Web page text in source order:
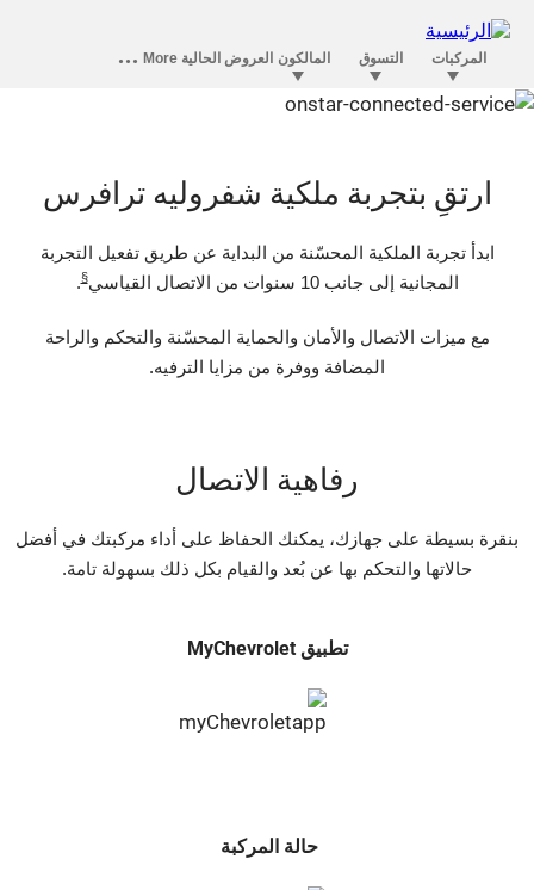
ارتقِ بتجربة ملكية شفروليه ترافرس
ابدأ تجربة الملكية المحسّنة من البداية عن طريق تفعيل التجربة
المجانية إلى جانب 10 سنوات من الاتصال القياسي
.
مع ميزات الاتصال والأمان والحماية المحسّنة والتحكم والراحة
المضافة ووفرة من مزايا الترفيه.
رفاهية الاتصال
بنقرة بسيطة على جهازك، يمكنك الحفاظ على أداء مركبتك في أفضل
حالاتها والتحكم بها عن بُعد والقيام بكل ذلك بسهولة تامة.
تطبيق MyChevrolet
حالة المركبة